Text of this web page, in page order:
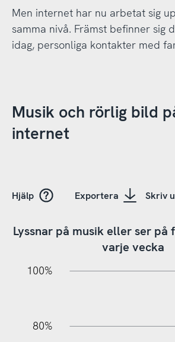
Men internet har nu arbetat sig
samma nivå. Främst befinner sig
idag, personliga kontakter med
Musik och rörlig bild
internet
Hjälp Exportera Skriv
Lyssnar på musik eller ser
varje vecka
100%
80%